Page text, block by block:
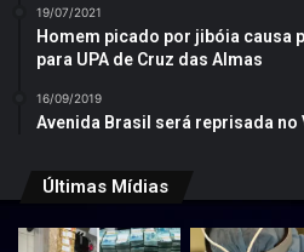
19/07/2021
Homem picado por jibóia causa
para UPA de Cruz das Almas
16/09/2019
Avenida Brasil será reprisada no
Últimas Mídias